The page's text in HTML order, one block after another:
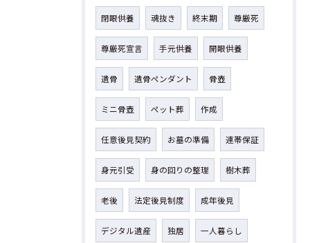
閉眼供養 魂抜き 終末期 尊厳死
尊厳死宣言 手元供養 開眼供養
遺骨 遺骨ペンダント 骨壺
ミニ骨壺 ペット葬 作成
任意後見契約 お墓の準備 連帯保証
身元引受 身の回りの整理 樹木葬
老後 法定後見制度 成年後見
デジタル遺産 独居 一人暮らし